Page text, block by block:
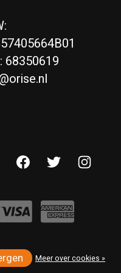
68350619
Meer over cookies »